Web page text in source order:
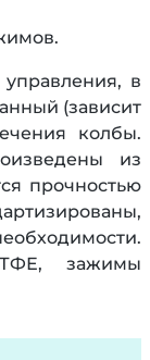
в
(зависит
колбы.
из
прочностью
зажимы